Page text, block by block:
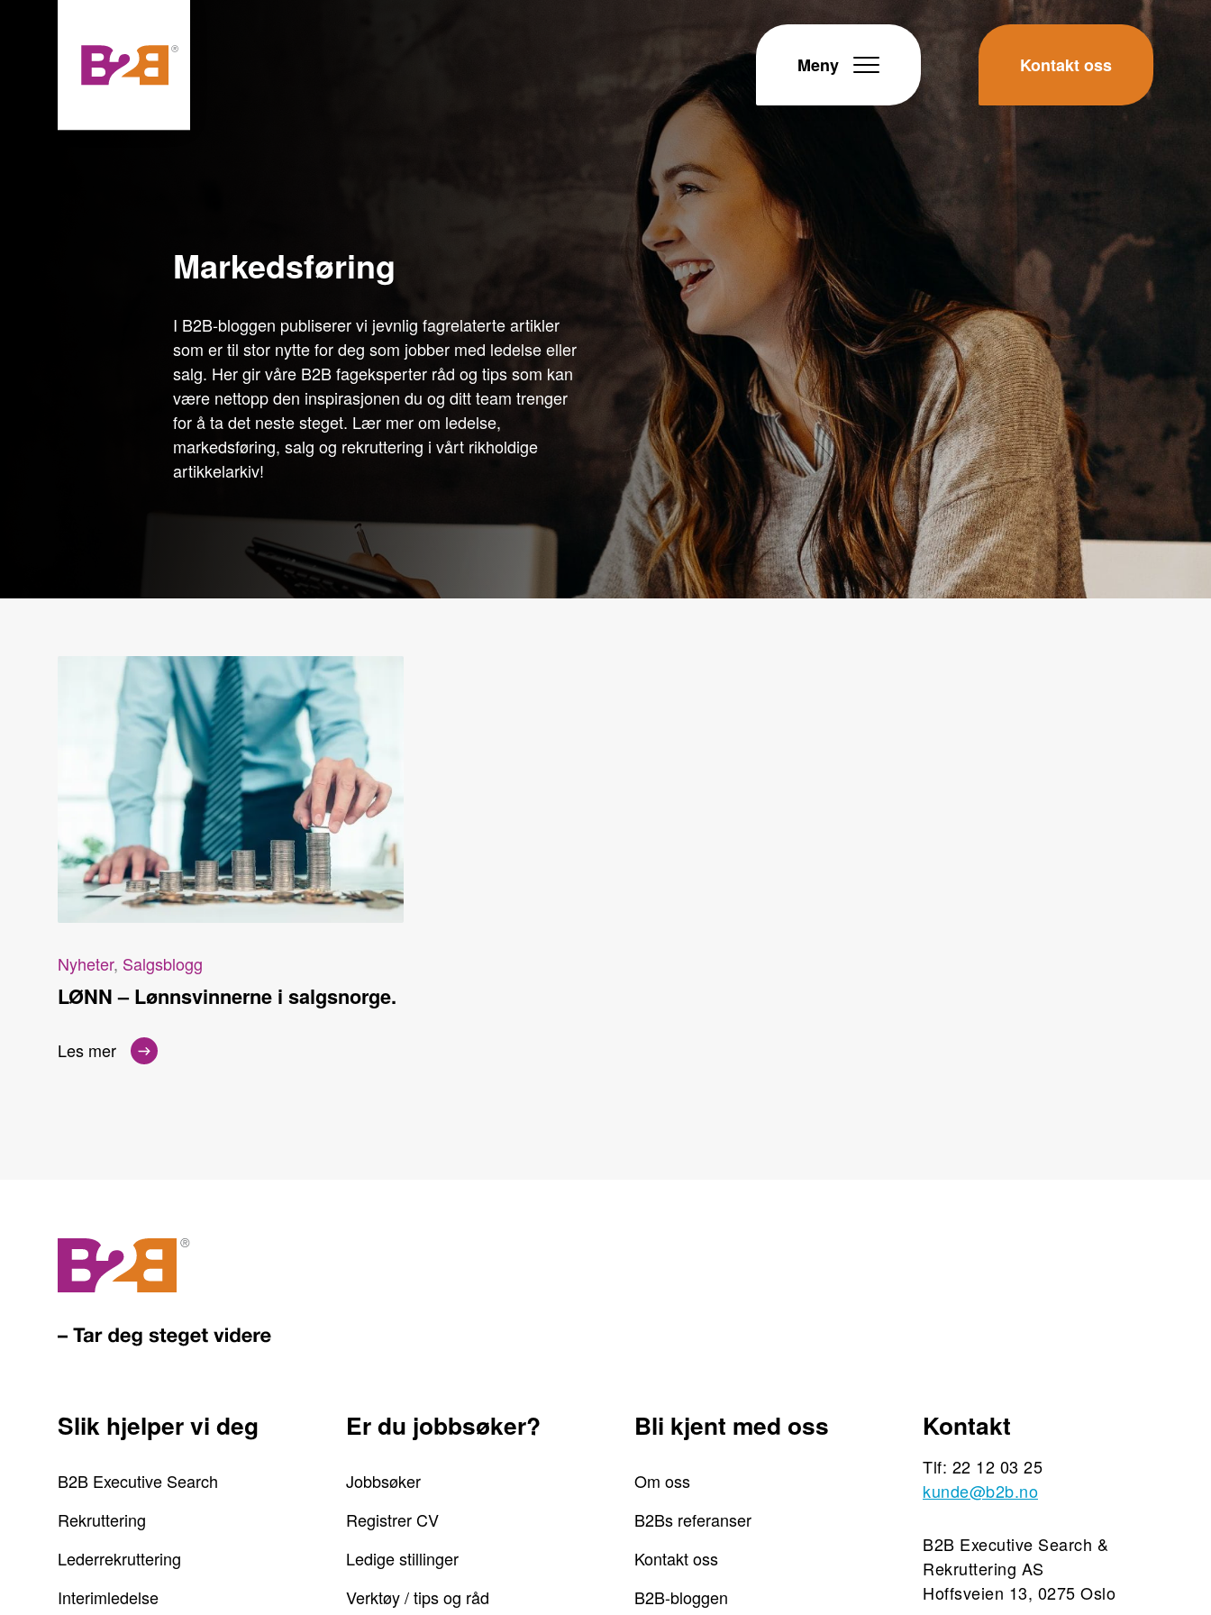
Meny Kontakt oss
Markedsføring
I B2B-bloggen publiserer vi jevnlig fagrelaterte artikler
som er til stor nytte for deg som jobber med ledelse eller
salg. Her gir våre B2B fageksperter råd og tips som kan
være nettopp den inspirasjonen du og ditt team trenger
for å ta det neste steget. Lær mer om ledelse,
markedsføring, salg og rekruttering i vårt rikholdige
artikkelarkiv!
Nyheter, Salgsblogg
LØNN – Lønnsvinnerne i salgsnorge.
Les mer
Slik hjelper vi deg
B2B Executive Search
Rekruttering
Lederrekruttering
Interimledelse
Er du jobbsøker?
Jobbsøker
Registrer CV
Ledige stillinger
Verktøy / tips og råd
Bli kjent med oss
Om oss
B2Bs referanser
Kontakt oss
B2B-bloggen
Kontakt
Tlf: 22 12 03 25
kunde@b2b.no
B2B Executive Search &
Rekruttering AS
Hoffsveien 13, 0275 Oslo